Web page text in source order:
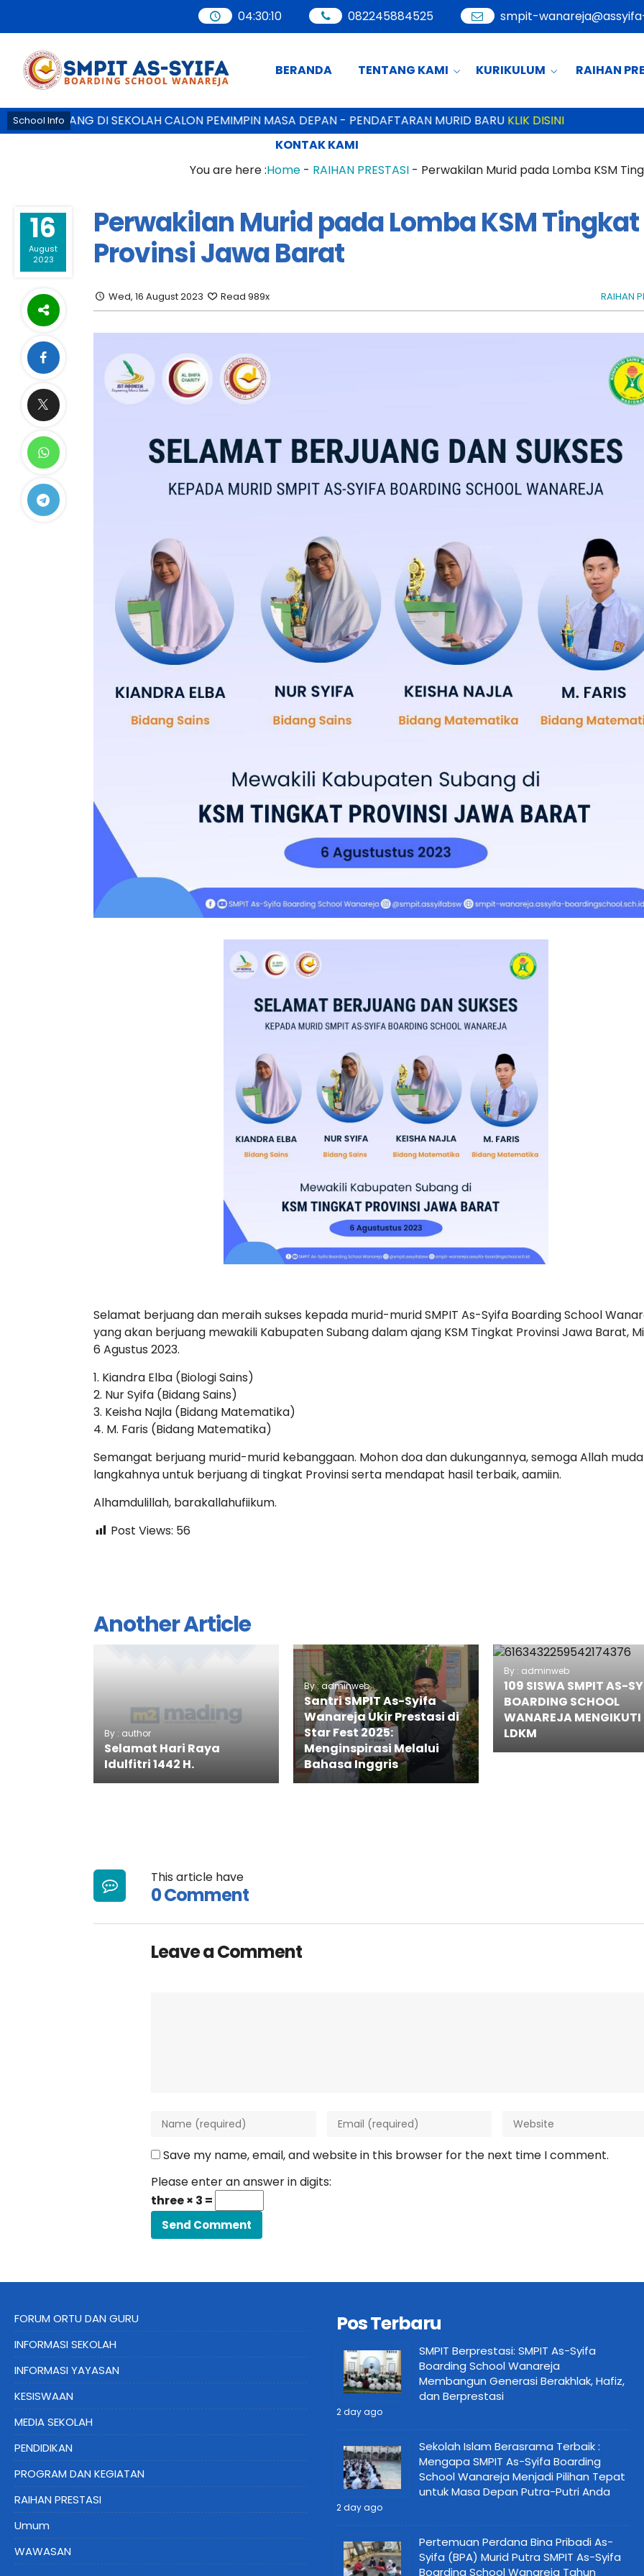
04:30:11 082245884525 smpit-
BERANDA TENTANG KAMI KURIKULUM RAIHAN
KONTAK KAMI
School Info
DATANG DI SEKOLAH CALON PEMIMPIN MASA DEPAN - PENDAFTARAN MURID BARUKLIK DISINI
You are here :Home - RAIHAN PRESTASI - Perwakilan Murid pada Lomba KSM
16
August
2023
Perwakilan Murid pada Lomba KSM Tingkat
Provinsi Jawa Barat
Wed, 16 August 2023 Read 989x RAIHAN
Selamat berjuang dan meraih sukses kepada murid-murid SMPIT As-Syifa Boarding School
yang akan berjuang mewakili Kabupaten Subang dalam ajang KSM Tingkat Provinsi Jawa Barat,
6 Agustus 2023.
1. Kiandra Elba (Biologi Sains)
2. Nur Syifa (Bidang Sains)
3. Keisha Najla (Bidang Matematika)
4. M. Faris (Bidang Matematika)
Semangat berjuang murid-murid kebanggaan. Mohon doa dan dukungannya, semoga Allah
langkahnya untuk berjuang di tingkat Provinsi serta mendapat hasil terbaik, aamiin.
Alhamdulillah, barakallahufiikum.
Post Views: 56
Another Article
By : author
Selamat Hari Raya
Idulfitri 1442 H.
By : adminweb
Santri SMPIT As-Syifa
Wanareja Ukir Prestasi di
Star Fest 2025:
Menginspirasi Melalui
Bahasa Inggris
By : adminweb
109 SISWA SMPIT AS-
BOARDING SCHOOL
WANAREJA MENGIKUTI
LDKM
This article have
0 Comment
Leave a Comment
Save my name, email, and website in this browser for the next time I comment.
Please enter an answer in digits:
three × 3 =
FORUM ORTU DAN GURU
INFORMASI SEKOLAH
INFORMASI YAYASAN
KESISWAAN
MEDIA SEKOLAH
PENDIDIKAN
PROGRAM DAN KEGIATAN
RAIHAN PRESTASI
Umum
WAWASAN
Pos Terbaru
SMPIT Berprestasi: SMPIT As-Syifa
Boarding School Wanareja
Membangun Generasi Berakhlak, Hafiz,
dan Berprestasi
2 day ago
Sekolah Islam Berasrama Terbaik :
Mengapa SMPIT As-Syifa Boarding
School Wanareja Menjadi Pilihan Tepat
untuk Masa Depan Putra-Putri Anda
2 day ago
Pertemuan Perdana Bina Pribadi As-
Syifa (BPA) Murid Putra SMPIT As-Syifa
Boarding School Wanareja Tahun